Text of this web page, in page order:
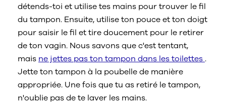
détends-toi et utilise tes mains pour trouver le fil
du tampon. Ensuite, utilise ton pouce et ton doigt
pour saisir le fil et tire doucement pour le retirer
de ton vagin. Nous savons que c'est tentant,
mais ne jettes pas ton tampon dans les toilettes .
Jette ton tampon à la poubelle de manière
appropriée. Une fois que tu as retiré le tampon,
n'oublie pas de te laver les mains.